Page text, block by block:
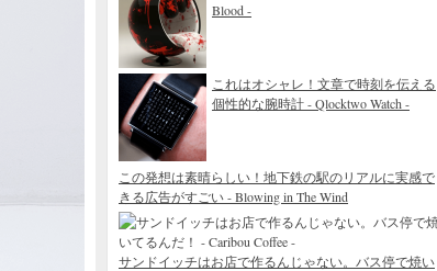
Blood -
これはオシャレ！文章で時刻を伝える
個性的な腕時計 - Qlocktwo Watch -
この発想は素晴らしい！地下鉄の駅のリアルに実感で
きる広告がすごい - Blowing in The Wind
サンドイッチはお店で作るんじゃない。バス停で焼い